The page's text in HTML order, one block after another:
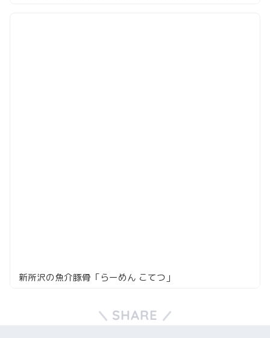
新所沢の魚介豚骨「らーめん こてつ」
SHARE